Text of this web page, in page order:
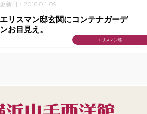
更新日：2016.04.09
エリスマン邸
エリスマン邸玄関にコンテナガーデ
ンお目見え。